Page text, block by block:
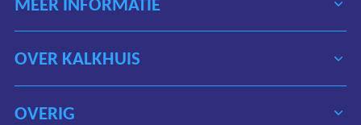
OVER KALKHUIS
OVERIG